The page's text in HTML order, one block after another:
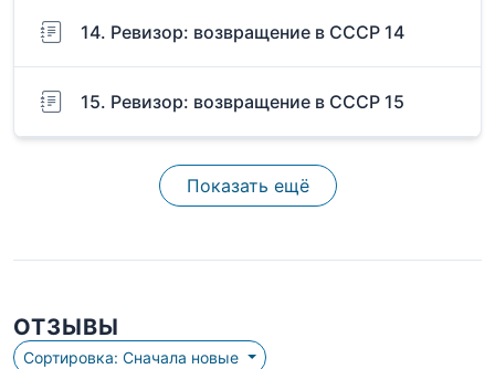
14. Ревизор: возвращение в СССР 14
15. Ревизор: возвращение в СССР 15
Показать ещё
ОТЗЫВЫ
Сортировка: Сначала новые